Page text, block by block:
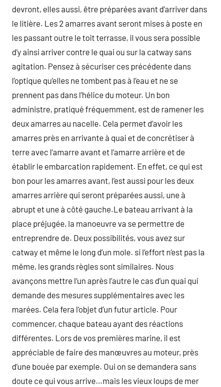
devront, elles aussi, être préparées avant d’arriver dans
le litière. Les 2 amarres avant seront mises à poste en
les passant outre le toit terrasse, il vous sera possible
d’y ainsi arriver contre le quai ou sur la catway sans
agitation. Pensez à sécuriser ces précédente dans
l’optique qu’elles ne tombent pas à l’eau et ne se
prennent pas dans l’hélice du moteur. Un bon
administre, pratiqué fréquemment, est de ramener les
deux amarres au nacelle. Cela permet d’avoir les
amarres près en arrivante à quai et de concrétiser à
terre avec l’amarre avant et l’amarre arrière et de
établir le embarcation rapidement. En effet, ce qui est
bon pour les amarres avant, l’est aussi pour les deux
amarres arrière qui seront préparées aussi, une à
abrupt et une à côté gauche.Le bateau arrivant à la
place préjugée, la manoeuvre va se permettre de
entreprendre de. Deux possibilités, vous avez sur
catway et même le long d’un mole. si l’effort n’est pas la
même, les grands règles sont similaires. Nous
avançons mettre l’un après l’autre le cas d’un quai qui
demande des mesures supplémentaires avec les
marées. Cela fera l’objet d’un futur article. Pour
commencer, chaque bateau ayant des réactions
différentes. Lors de vos premières marine, il est
appréciable de faire des manœuvres au moteur, près
d’une bouée par exemple. Oui on se demandera sans
doute ce qui vous arrive…mais les vieux loups de mer